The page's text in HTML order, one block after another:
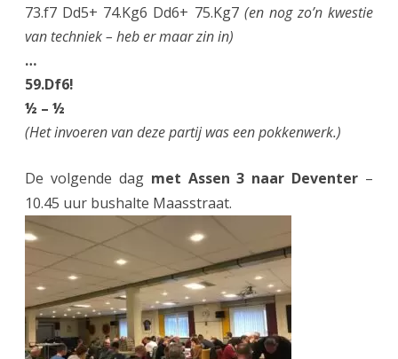
73.f7 Dd5+ 74.Kg6 Dd6+ 75.Kg7 (en nog zo’n kwestie
van techniek – heb er maar zin in)
…
59.Df6!
½ – ½
(Het invoeren van deze partij was een pokkenwerk.)
De volgende dag met Assen 3 naar Deventer –
10.45 uur bushalte Maasstraat.